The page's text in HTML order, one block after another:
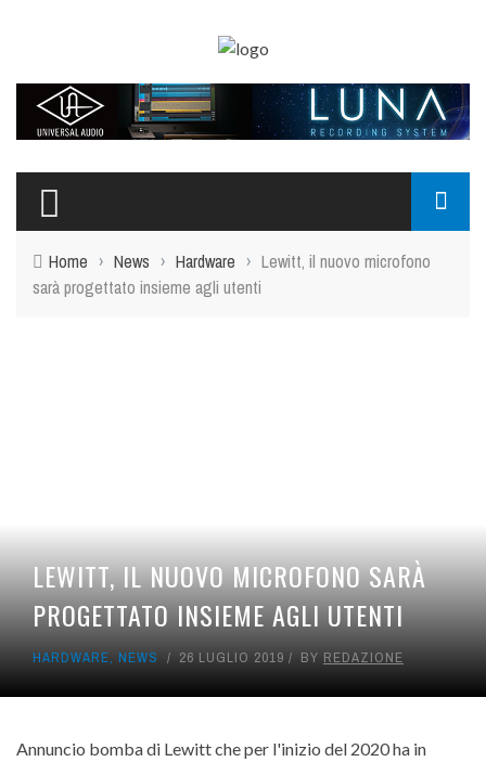
Home › News › Hardware › Lewitt, il nuovo microfono
sarà progettato insieme agli utenti
LEWITT, IL NUOVO MICROFONO SARÀ
PROGETTATO INSIEME AGLI UTENTI
HARDWARE, NEWS 26 LUGLIO 2019 BY REDAZIONE
Annuncio bomba di Lewitt che per l'inizio del 2020 ha in